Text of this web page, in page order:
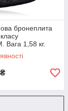
бронеплита
Вага 1,58 кг.
33 см.
₴